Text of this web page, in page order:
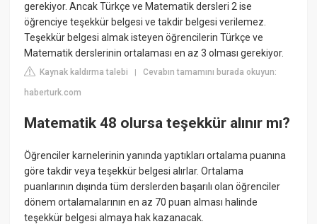
gerekiyor. Ancak Türkçe ve Matematik dersleri 2 ise
öğrenciye teşekkür belgesi ve takdir belgesi verilemez.
Teşekkür belgesi almak isteyen öğrencilerin Türkçe ve
Matematik derslerinin ortalaması en az 3 olması gerekiyor.
Kaynak kaldırma talebi |Cevabın tamamını burada okuyun:
haberturk.com
Matematik 48 olursa teşekkür alınır mı?
Öğrenciler karnelerinin yanında yaptıkları ortalama puanına
göre takdir veya teşekkür belgesi alırlar. Ortalama
puanlarının dışında tüm derslerden başarılı olan öğrenciler
dönem ortalamalarının en az 70 puan alması halinde
teşekkür belgesi almaya hak kazanacak.